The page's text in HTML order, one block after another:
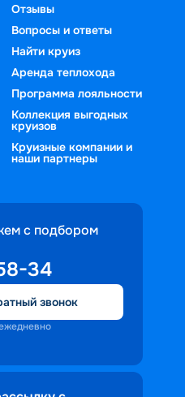
Отзывы
Вопросы и ответы
Найти круиз
Аренда теплохода
Программа лояльности
Коллекция выгодных
круизов
Круизные компании и
наши партнеры
с подбором
34
звонок